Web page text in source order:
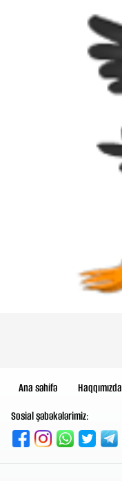
Ana səhifə Haqqımızda
Sosial şəbəkələrimiz: